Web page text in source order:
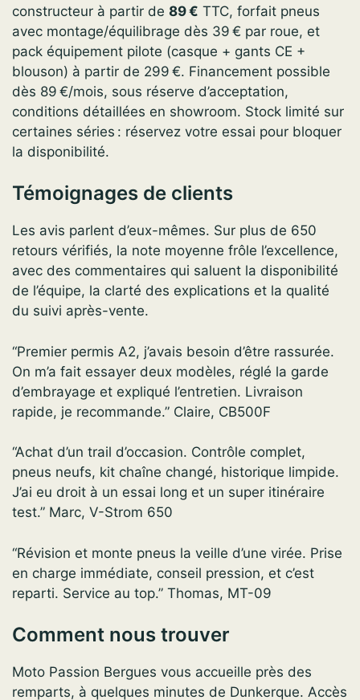
constructeur à partir de 89 € TTC, forfait pneus
avec montage/équilibrage dès 39 € par roue, et
pack équipement pilote (casque + gants CE +
blouson) à partir de 299 €. Financement possible
dès 89 €/mois, sous réserve d’acceptation,
conditions détaillées en showroom. Stock limité sur
certaines séries : réservez votre essai pour bloquer
la disponibilité.
Témoignages de clients
Les avis parlent d’eux-mêmes. Sur plus de 650
retours vérifiés, la note moyenne frôle l’excellence,
avec des commentaires qui saluent la disponibilité
de l’équipe, la clarté des explications et la qualité
du suivi après-vente.
“Premier permis A2, j’avais besoin d’être rassurée.
On m’a fait essayer deux modèles, réglé la garde
d’embrayage et expliqué l’entretien. Livraison
rapide, je recommande.” Claire, CB500F
“Achat d’un trail d’occasion. Contrôle complet,
pneus neufs, kit chaîne changé, historique limpide.
J’ai eu droit à un essai long et un super itinéraire
test.” Marc, V-Strom 650
“Révision et monte pneus la veille d’une virée. Prise
en charge immédiate, conseil pression, et c’est
reparti. Service au top.” Thomas, MT-09
Comment nous trouver
Moto Passion Bergues vous accueille près des
remparts, à quelques minutes de Dunkerque. Accès